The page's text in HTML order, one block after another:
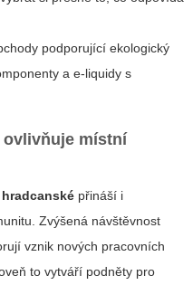
podporující ekologický
a e-liquidy s
ovlivňuje místní
přináší i
Zvýšená návštěvnost
vznik nových pracovních
to vytváří podněty pro